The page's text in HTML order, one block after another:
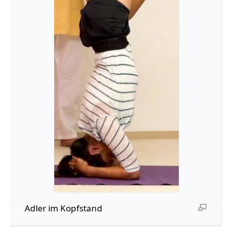
Adler im Kopfstand